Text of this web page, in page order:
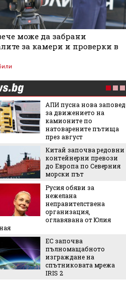
може да забрани
за камери и проверки в
АПИ пусна нова заповед
за движението на
камионите по
натоварените пътища
през август
Китай започва редовни
контейнерни превози
до Европа по Северния
морски път
Русия обяви за
нежелана
неправителствена
организация,
оглавявана от Юлия
ЕС започва
пълномащабното
изграждане на
спътниковата мрежа
IRIS 2